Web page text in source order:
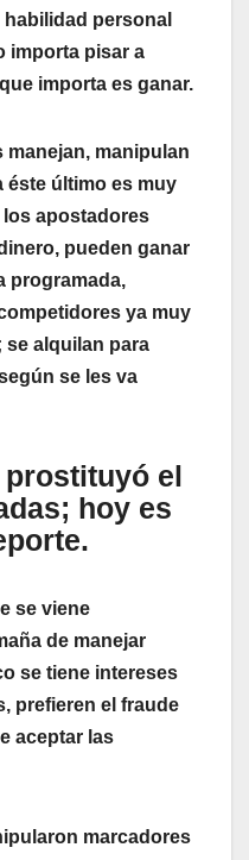
personal
importa pisar a
importa es ganar.
manejan, manipulan
éste último es muy
apostadores
pueden ganar
programada,
ya muy
se alquilan para
se les va
el
hoy es
se viene
de manejar
se tiene intereses
prefieren el fraude
aceptar las
marcadores